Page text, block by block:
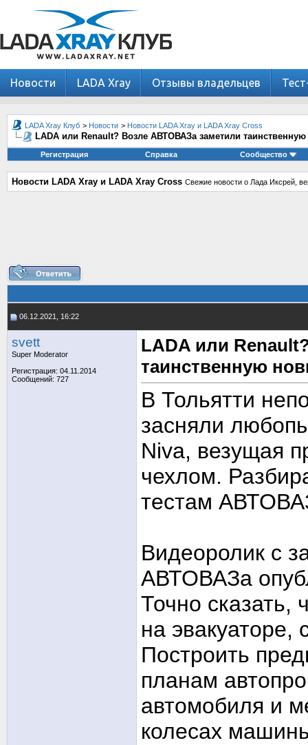
Новости LADA Xray Отзывы владельцев
LADA Xray Клуб > Новости > Новости LADA Xray и LADA Xray Cross
LADA или Renault? Возле АВТОВАЗа заметили
Регистрация Справка Сообщество
Новости LADA Xray и LADA Xray Cross Свежие новости о Лада Иксрей,
06.12.2021, 16:22
svett
Super Moderator
Регистрация: 04.11.2014
Сообщений: 727
LADA или
таинственную
В Тольятти
засняли
Niva, везущая
чехлом.
тестам
Видеоролик с
АВТОВАЗа
Точно сказать,
на эвакуаторе,
Построить
планам
автомобиля и
колесах